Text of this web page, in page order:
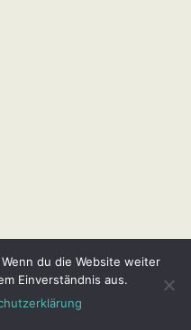
du die Website weiter
Einverständnis aus.